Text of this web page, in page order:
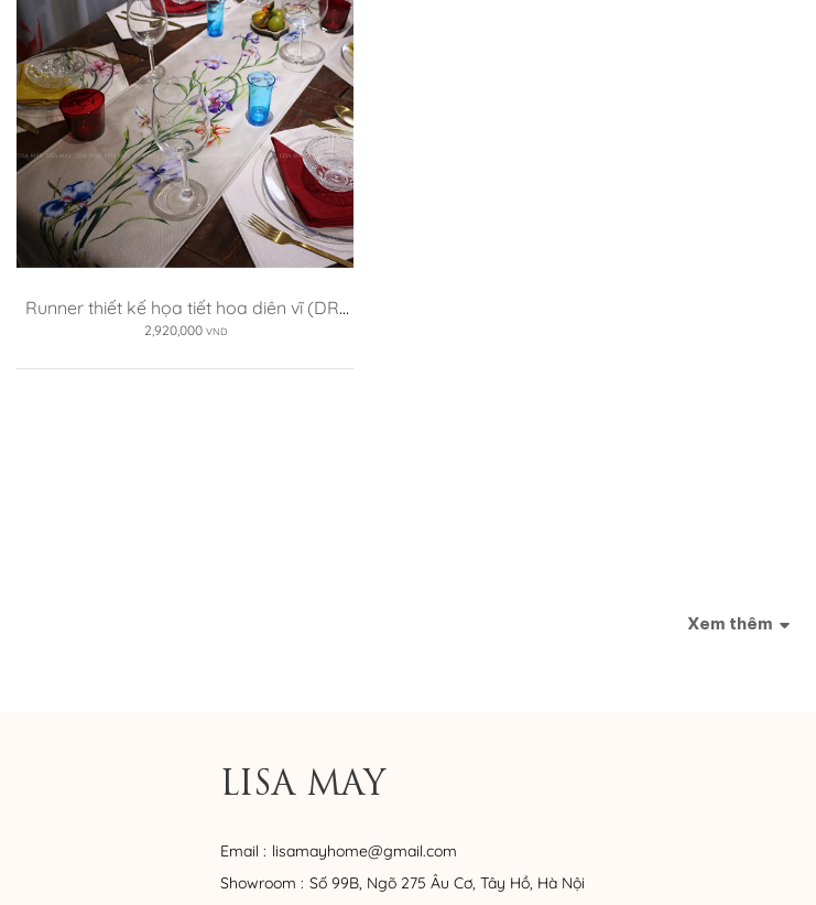
Runner thiết kế họa tiết hoa diên vĩ (DR-
DV)
2,920,000 VND
Xem thêm
LISA MAY
Email : lisamayhome@gmail.com
Showroom : Số 99B, Ngõ 275 Âu Cơ, Tây Hồ, Hà Nội